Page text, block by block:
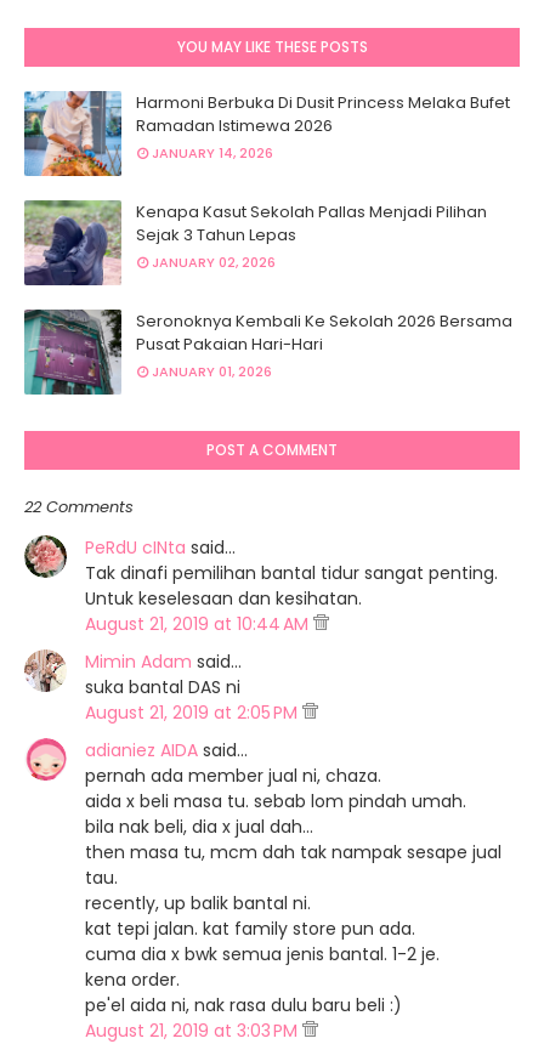
YOU MAY LIKE THESE POSTS
Harmoni Berbuka Di Dusit Princess Melaka Bufet
Ramadan Istimewa 2026
JANUARY 14, 2026
Kenapa Kasut Sekolah Pallas Menjadi Pilihan
Sejak 3 Tahun Lepas
JANUARY 02, 2026
Seronoknya Kembali Ke Sekolah 2026 Bersama
Pusat Pakaian Hari-Hari
JANUARY 01, 2026
POST A COMMENT
22 Comments
PeRdU cINta said…
Tak dinafi pemilihan bantal tidur sangat penting.
Untuk keselesaan dan kesihatan.
August 21, 2019 at 10:44 AM
Mimin Adam said…
suka bantal DAS ni
August 21, 2019 at 2:05 PM
adianiez AIDA said…
pernah ada member jual ni, chaza.
aida x beli masa tu. sebab lom pindah umah.
bila nak beli, dia x jual dah...
then masa tu, mcm dah tak nampak sesape jual
tau.
recently, up balik bantal ni.
kat tepi jalan. kat family store pun ada.
cuma dia x bwk semua jenis bantal. 1-2 je.
kena order.
pe'el aida ni, nak rasa dulu baru beli :)
August 21, 2019 at 3:03 PM